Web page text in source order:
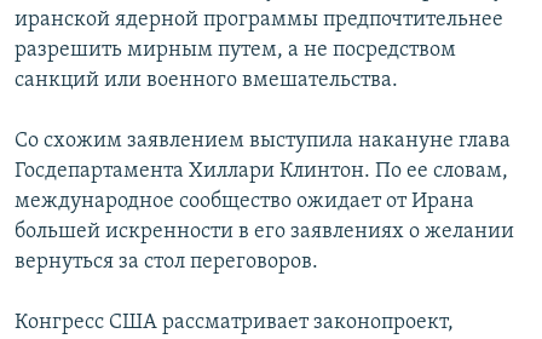
иранской ядерной программы предпочтительнее
разрешить мирным путем, а не посредством
санкций или военного вмешательства.
Со схожим заявлением выступила накануне глава
Госдепартамента Хиллари Клинтон. По ее словам,
международное сообщество ожидает от Ирана
большей искренности в его заявлениях о желании
вернуться за стол переговоров.
Конгресс США рассматривает законопроект,